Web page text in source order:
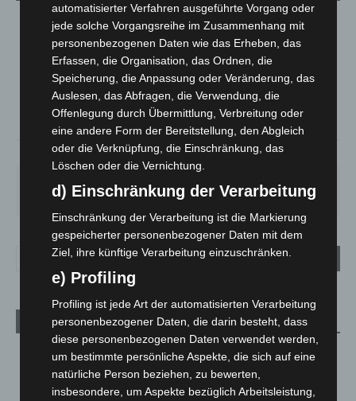
LANGENHAGEN
Bedeckt
19.1°C 19.5°
17.7°
64% 1.6m/s 100%
FR.
19°
SA.
27° 33 ° 28° 22°
Aktuelle Beiträge
Niedersachsen: Feuerwehrkräfte kehren nach
Waldbrandeinsatz aus Spanien zurück
7. August 2026
automatisierter Verfahren ausgeführte Vorgang oder
jede solche Vorgangsreihe im Zusammenhang mit
personenbezogenen Daten wie das Erheben, das
Erfassen, die Organisation, das Ordnen, die
Speicherung, die Anpassung oder Veränderung, das
Auslesen, das Abfragen, die Verwendung, die
Offenlegung durch Übermittlung, Verbreitung oder
eine andere Form der Bereitstellung, den Abgleich
oder die Verknüpfung, die Einschränkung, das
Löschen oder die Vernichtung.
d) Einschränkung der Verarbeitung
Einschränkung der Verarbeitung ist die Markierung
gespeicherter personenbezogener Daten mit dem
Ziel, ihre künftige Verarbeitung einzuschränken.
e) Profiling
Profiling ist jede Art der automatisierten Verarbeitung
personenbezogener Daten, die darin besteht, dass
diese personenbezogenen Daten verwendet werden,
um bestimmte persönliche Aspekte, die sich auf eine
natürliche Person beziehen, zu bewerten,
insbesondere, um Aspekte bezüglich Arbeitsleistung,